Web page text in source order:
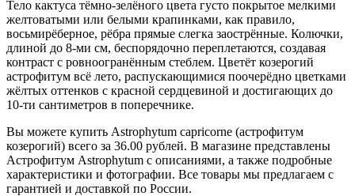
Тело кактуса тёмно-зелёного цвета густо покрытое мелкими
желтоватыми или белыми крапинками, как правило,
восьмирёберное, рёбра прямые слегка заострённые. Колючки,
длиной до 8-ми см, беспорядочно переплетаются, создавая
контраст с ровноогранённым стеблем. Цветёт козерогий
астрофитум всё лето, распускающимися поочерёдно цветками
жёлтых оттенков с красной сердцевиной и достигающих до
10-ти сантиметров в поперечнике.
Вы можете купить Astrophytum capricorne (астрофитум
козерогий) всего за 36.00 рублей. В магазине представлены
Астрофитум Astrophytum с описаниями, а также подробные
характеристики и фотографии. Все товары мы предлагаем с
гарантией и доставкой по России.